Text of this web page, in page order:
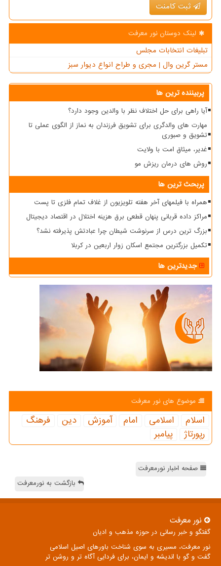
ثبت کامنت
لینک دوستان نور معرفت
تبلیغات انتخابات مجلس
مستر گرین وال | مجری و طراح انواع دیوار سبز
پربیننده ترین ها
آیا راهی برای حل اختلاف نظر با والدین وجود دارد؟
مهارت های والدگری برای تشویق فرزندان به نماز از الگوی عملی تا
تشویق و صبوری
غدیر، میثاق امت با ولایت
روش های درمان ریزش مو
پربحث ترین ها
همراه با فیلمهای آخر هفته تلویزیون از غلاف تمام فلزی تا پست
مراکز داده قربانی پنهان قطعی برق هزینه اختلال در اقتصاد دیجیتال
بزرگ ترین درس از سرنوشت شیطان چرا عبادتش پذیرفته نشد؟
تکمیل بزرگترین مجتمع اسکان زوار اربعین در کربلا
جدیدترین ها
موضوع های نور معرفت
اسلام اسلامی امام آموزش دین
فرهنگ
رپورتاژ
پیامبر
صفحه اخبار نورمعرفت
بازگشت به نورمعرفت
نور معرفت
گفتگو و خبر رسانی در حوزه مذهب و ادیان
نور معرفت، مسیری به سوی شناخت باورهای اصیل اسلامی
گفت و گو با اندیشه و ایمان، برای فردایی آگاه تر و روشن تر